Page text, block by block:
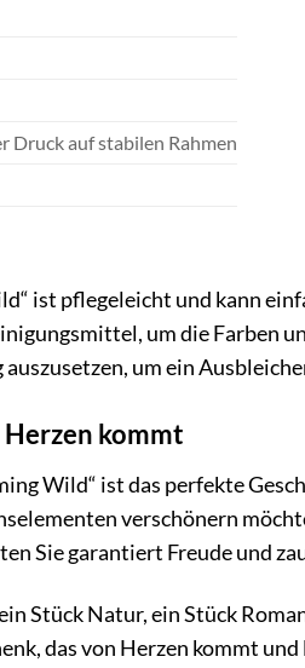
Druck auf stabilen Rahmen
ist pflegeleicht und kann
um die Farben
um ein
Herzen kommt
Wild“ ist das perfekte
verschönern
Sie garantiert Freude und
Stück Natur, ein Stück
das von Herzen kommt